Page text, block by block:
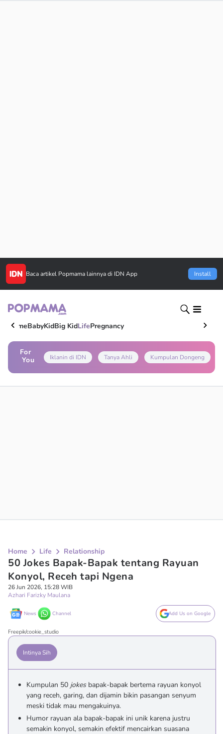
Baca artikel Popmama lainnya di IDN App Install
HomeBabyKidBig KidLifePregnancy
For
You
Iklanin di IDN Tanya Ahli Kumpulan Dongeng
Home Life Relationship
50 Jokes Bapak-Bapak tentang Rayuan
Konyol, Receh tapi Ngena
26 Jun 2026, 15:28 WIB
Azhari Farizky Maulana
News Channel Add Us on Google
Freepik/cookie_studio
Intinya Sih
Kumpulan 50 jokesbapak-bapak bertema rayuan konyol
yang receh, garing, dan dijamin bikin pasangan senyum
meski tidak mau mengakuinya.
Humor rayuan ala bapak-bapak ini unik karena justru
semakin konyol, semakin efektif mencairkan suasana